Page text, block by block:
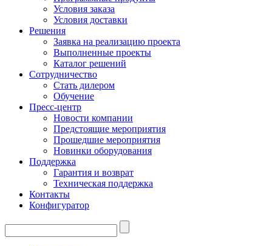
Условия заказа
Условия доставки
Решения
Заявка на реализацию проекта
Выполненные проекты
Каталог решений
Сотрудничество
Стать дилером
Обучение
Пресс-центр
Новости компании
Предстоящие мероприятия
Прошедшие мероприятия
Новинки оборудования
Поддержка
Гарантия и возврат
Техническая поддержка
Контакты
Конфигуратор